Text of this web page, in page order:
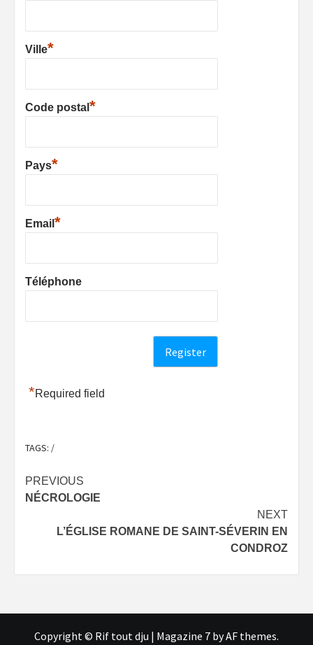
Ville*
Code postal *
Pays*
Email *
Téléphone
*Required field
TAGS: /
Post
navigation
PREVIOUS
NÉCROLOGIE
NEXT
L’ÉGLISE ROMANE DE SAINT-SÉVERIN EN
CONDROZ
Copyright © Rif tout dju | Magazine 7 by AF themes.